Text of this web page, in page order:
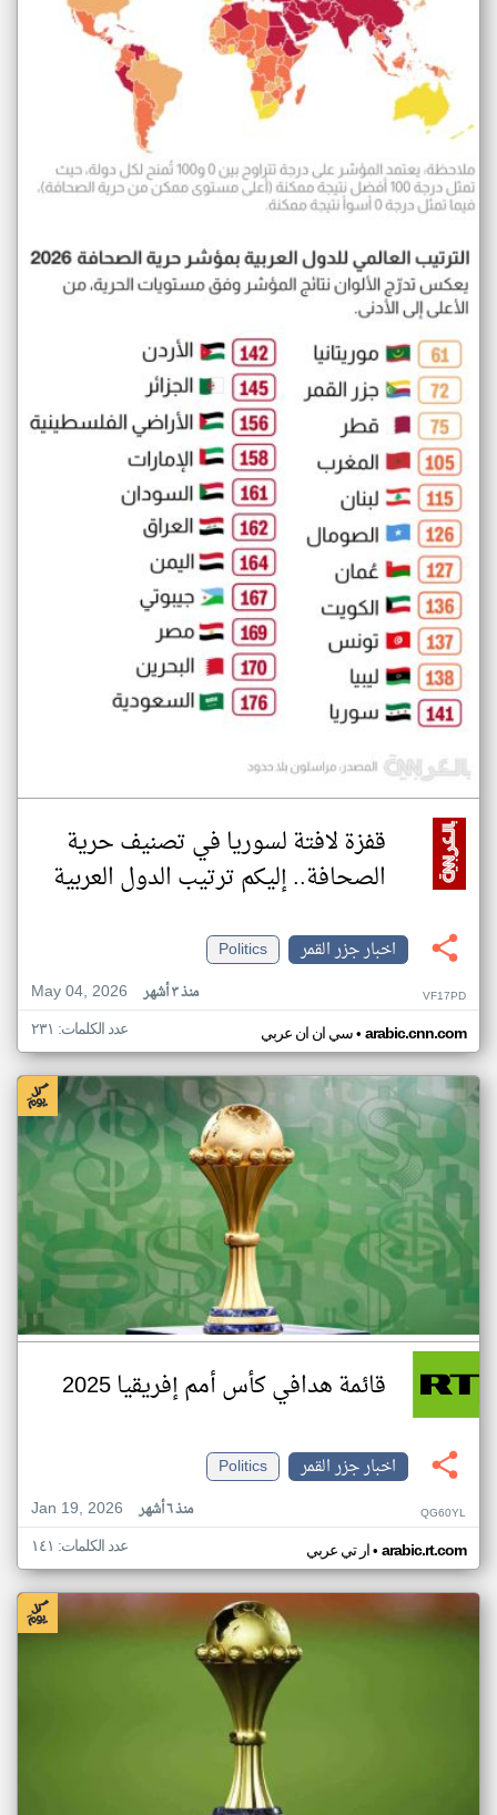
قفزة لافتة لسوريا في تصنيف حرية
الصحافة.. إليكم ترتيب الدول العربية
اخبار جزر القمر
Politics
May 04, 2026
منذ ٣ أشهر VF17PD
سي ان ان عربي• arabic.cnn.com عدد الكلمات: ٢٣١
قائمة هدافي كأس أمم إفريقيا 2025
اخبار جزر القمر
Politics
Jan 19, 2026
منذ ٦ أشهر QG60YL
ار تي عربي• arabic.rt.com عدد الكلمات: ١٤١